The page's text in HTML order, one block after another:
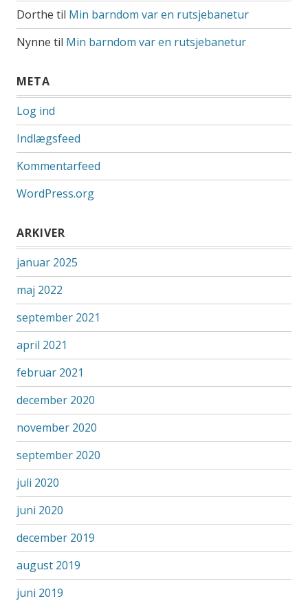
Dorthe til Min barndom var en rutsjebanetur
Nynne til Min barndom var en rutsjebanetur
META
Log ind
Indlægsfeed
Kommentarfeed
WordPress.org
ARKIVER
januar 2025
maj 2022
september 2021
april 2021
februar 2021
december 2020
november 2020
september 2020
juli 2020
juni 2020
december 2019
august 2019
juni 2019